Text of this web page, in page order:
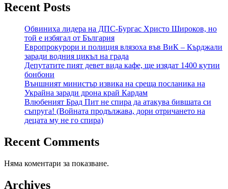
Recent Posts
Обвиниха лидера на ДПС-Бургас Христо Широков, но
той е избягал от България
Европрокурори и полиция влязоха във ВиК – Кърджали
заради водния цикъл на града
Депутатите пият девет вида кафе, ще изядат 1400 кутии
бонбони
Външният министър извика на среща посланика на
Украйна заради дрона край Кардам
Влюбеният Брад Пит не спира да атакува бившата си
съпруга! (Войната продължава, дори отричането на
децата му не го спира)
Recent Comments
Няма коментари за показване.
Archives